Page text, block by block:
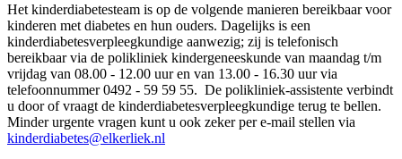
Het kinderdiabetesteam is op de volgende manieren bereikbaar voor
kinderen met diabetes en hun ouders. Dagelijks is een
kinderdiabetesverpleegkundige aanwezig; zij is telefonisch
bereikbaar via de polikliniek kindergeneeskunde van maandag t/m
vrijdag van 08.00 - 12.00 uur en van 13.00 - 16.30 uur via
telefoonnummer 0492 - 59 59 55. De polikliniek-assistente verbindt
u door of vraagt de kinderdiabetesverpleegkundige terug te bellen.
Minder urgente vragen kunt u ook zeker per e-mail stellen via
kinderdiabetes@elkerliek.nl